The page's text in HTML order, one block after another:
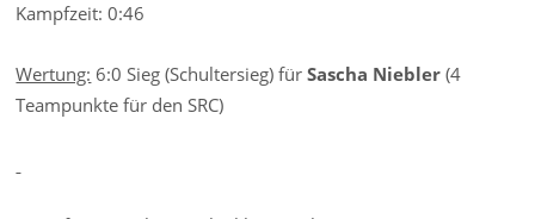
Kampfzeit: 0:46
Wertung: 6:0 Sieg (Schultersieg) fürSascha Niebler (4
Teampunkte für den SRC)